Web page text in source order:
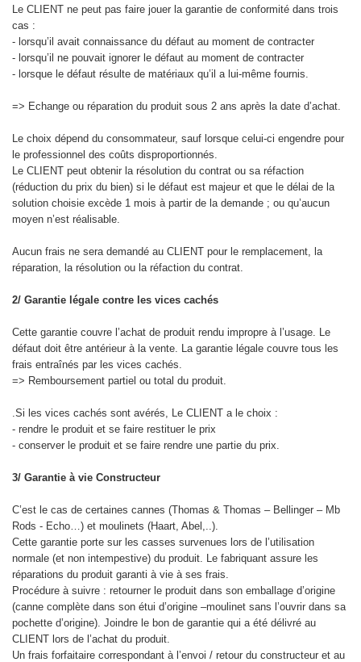
Le CLIENT ne peut pas faire jouer la garantie de conformité dans trois
cas :
- lorsqu’il avait connaissance du défaut au moment de contracter
- lorsqu’il ne pouvait ignorer le défaut au moment de contracter
- lorsque le défaut résulte de matériaux qu’il a lui-même fournis.
=> Echange ou réparation du produit sous 2 ans après la date d’achat.
Le choix dépend du consommateur, sauf lorsque celui-ci engendre pour
le professionnel des coûts disproportionnés.
Le CLIENT peut obtenir la résolution du contrat ou sa réfaction
(réduction du prix du bien) si le défaut est majeur et que le délai de la
solution choisie excède 1 mois à partir de la demande ; ou qu’aucun
moyen n’est réalisable.
Aucun frais ne sera demandé au CLIENT pour le remplacement, la
réparation, la résolution ou la réfaction du contrat.
2/ Garantie légale contre les vices cachés
Cette garantie couvre l’achat de produit rendu impropre à l’usage. Le
défaut doit être antérieur à la vente. La garantie légale couvre tous les
frais entraînés par les vices cachés.
=> Remboursement partiel ou total du produit.
.Si les vices cachés sont avérés, Le CLIENT a le choix :
- rendre le produit et se faire restituer le prix
- conserver le produit et se faire rendre une partie du prix.
3/ Garantie à vie Constructeur
C’est le cas de certaines cannes (Thomas & Thomas – Bellinger – Mb
Rods - Echo…) et moulinets (Haart, Abel,..).
Cette garantie porte sur les casses survenues lors de l’utilisation
normale (et non intempestive) du produit. Le fabriquant assure les
réparations du produit garanti à vie à ses frais.
Procédure à suivre : retourner le produit dans son emballage d’origine
(canne complète dans son étui d’origine –moulinet sans l’ouvrir dans sa
pochette d’origine). Joindre le bon de garantie qui a été délivré au
CLIENT lors de l’achat du produit.
Un frais forfaitaire correspondant à l’envoi / retour du constructeur et au